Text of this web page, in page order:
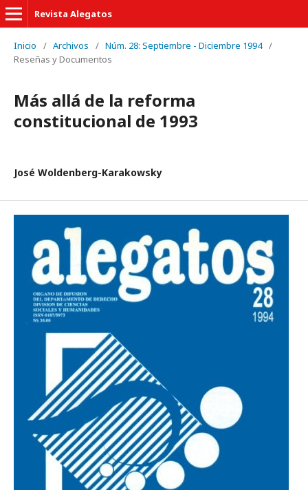
Revista Alegatos
Inicio / Archivos / Núm. 28: Septiembre - Diciembre 1994 /
Reseñas y Documentos
Más allá de la reforma
constitucional de 1993
José Woldenberg-Karakowsky